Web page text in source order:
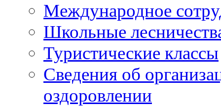
Международное
Школьные
Туристические классы
Сведения об
оздоровлении